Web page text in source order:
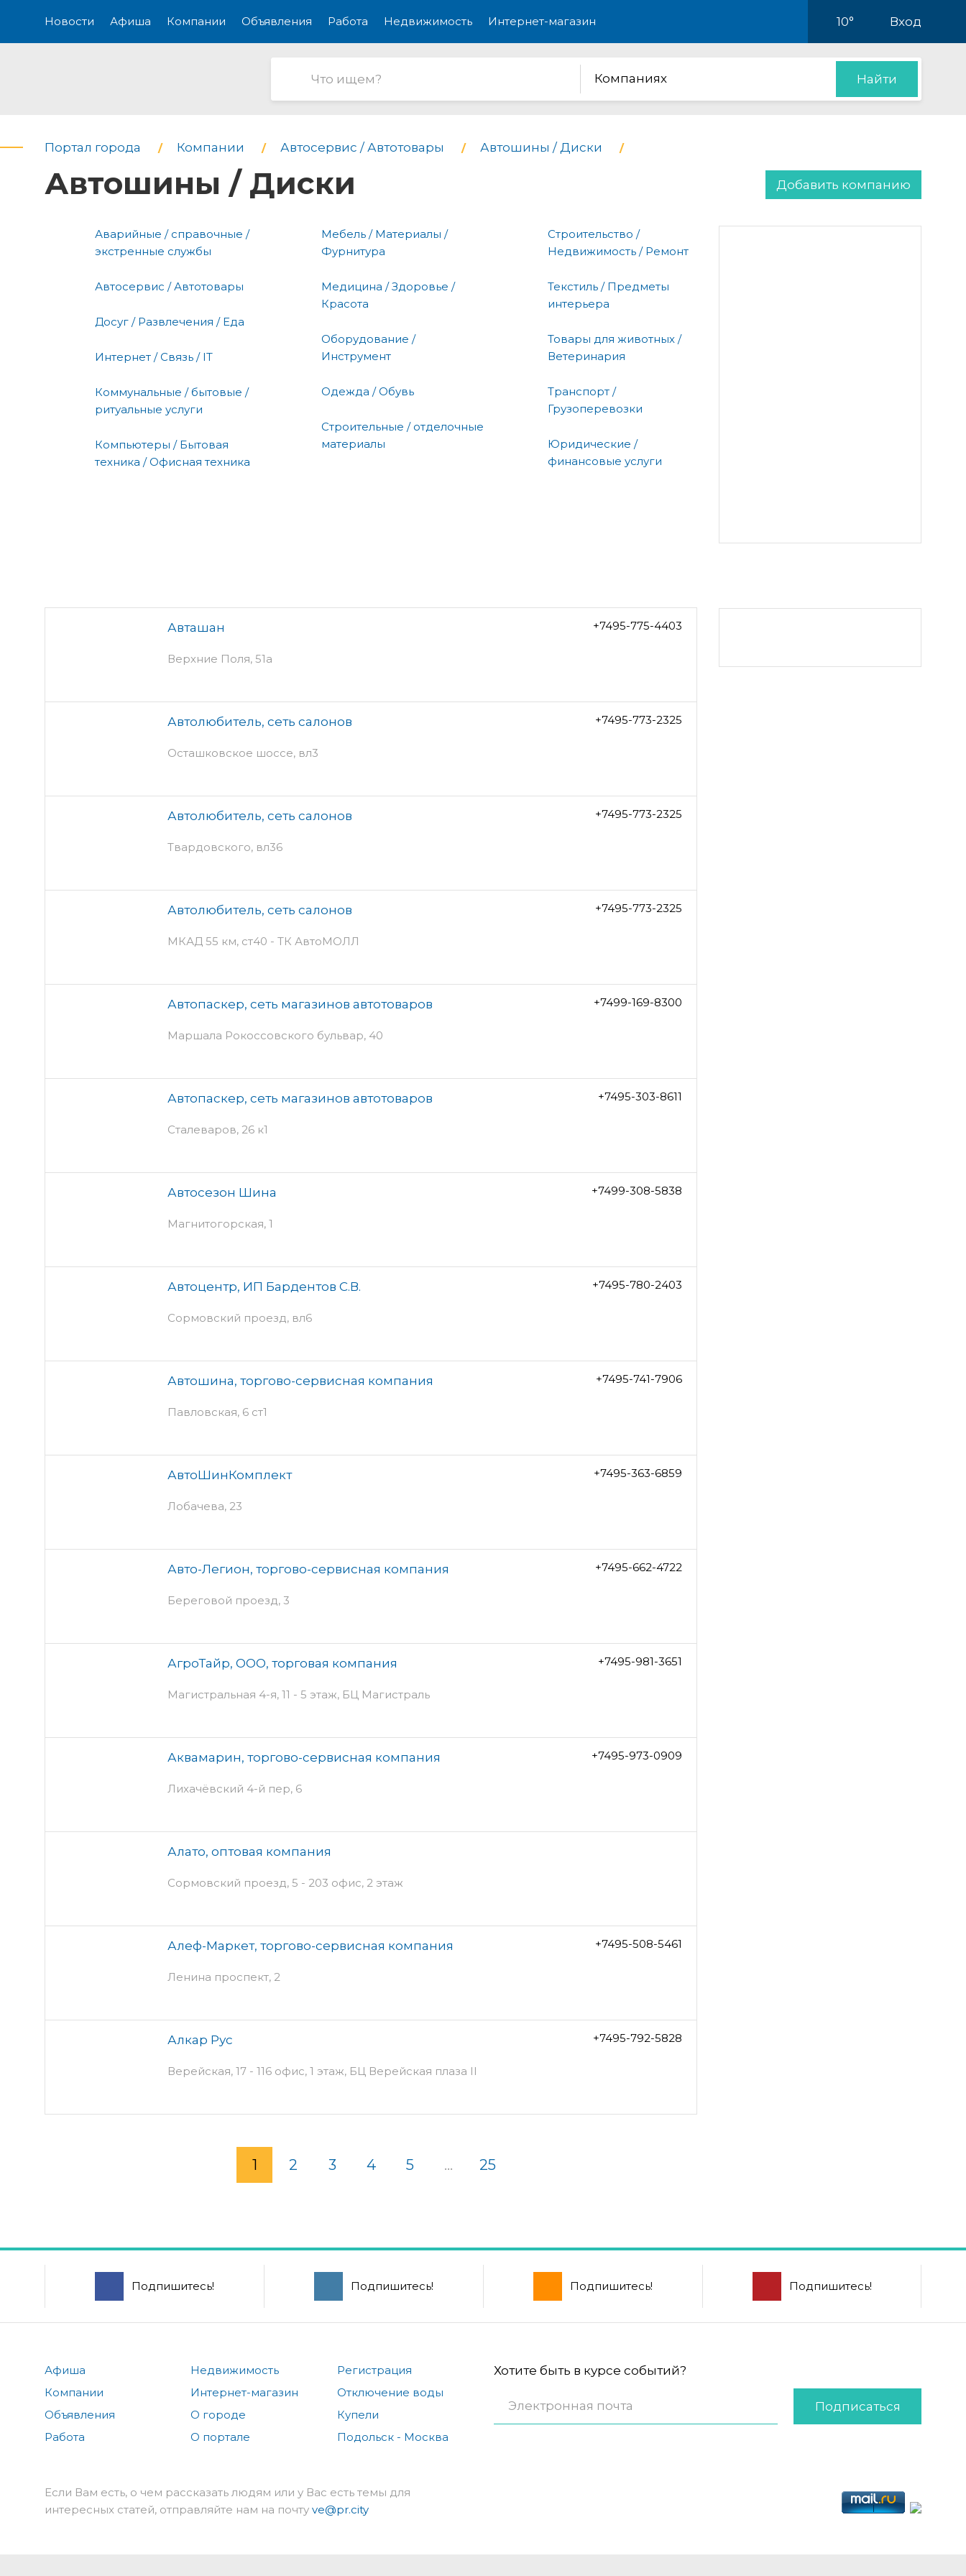
Новости Афиша Компании Объявления Работа Недвижимость Интернет-магазин 10° Вход
Компаниях Найти
Портал города Компании Автосервис / Автотовары Автошины / Диски
Автошины / Диски Добавить компанию
Аварийные / справочные /
экстренные службы
Автосервис / Автотовары
Досуг / Развлечения / Еда
Интернет / Связь / IT
Коммунальные / бытовые /
ритуальные услуги
Компьютеры / Бытовая
техника / Офисная техника
Мебель / Материалы /
Фурнитура
Медицина / Здоровье /
Красота
Оборудование /
Инструмент
Одежда / Обувь
Строительные / отделочные
материалы
Строительство /
Недвижимость / Ремонт
Текстиль / Предметы
интерьера
Товары для животных /
Ветеринария
Транспорт /
Грузоперевозки
Юридические /
финансовые услуги
Авташан
Верхние Поля, 51а
+7495-775-4403
Автолюбитель, сеть салонов
Осташковское шоссе, вл3
+7495-773-2325
Автолюбитель, сеть салонов
Твардовского, вл36
+7495-773-2325
Автолюбитель, сеть салонов
МКАД 55 км, ст40 - ТК АвтоМОЛЛ
+7495-773-2325
Автопаскер, сеть магазинов автотоваров
Маршала Рокоссовского бульвар, 40
+7499-169-8300
Автопаскер, сеть магазинов автотоваров
Сталеваров, 26 к1
+7495-303-8611
Автосезон Шина
Магнитогорская, 1
+7499-308-5838
Автоцентр, ИП Бардентов С.В.
Сормовский проезд, вл6
+7495-780-2403
Автошина, торгово-сервисная компания
Павловская, 6 ст1
+7495-741-7906
АвтоШинКомплект
Лобачева, 23
+7495-363-6859
Авто-Легион, торгово-сервисная компания
Береговой проезд, 3
+7495-662-4722
АгроТайр, ООО, торговая компания
Магистральная 4-я, 11 - 5 этаж, БЦ Магистраль
+7495-981-3651
Аквамарин, торгово-сервисная компания
Лихачёвский 4-й пер, 6
+7495-973-0909
Алато, оптовая компания
Сормовский проезд, 5 - 203 офис, 2 этаж
Алеф-Маркет, торгово-сервисная компания
Ленина проспект, 2
+7495-508-5461
Алкар Рус
Верейская, 17 - 116 офис, 1 этаж, БЦ Верейская плаза II
+7495-792-5828
1 2 3 4 5 ... 25
Подпишитесь! Подпишитесь! Подпишитесь! Подпишитесь!
Афиша
Компании
Объявления
Работа
Недвижимость
Интернет-магазин
О городе
О портале
Регистрация
Отключение воды
Купели
Подольск - Москва
Хотите быть в курсе событий?
Подписаться
Если Вам есть, о чем рассказать людям или у Вас есть темы для
интересных статей, отправляйте нам на почту ve@pr.city